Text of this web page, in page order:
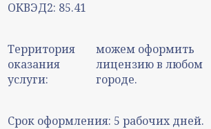
ОКВЭД2: 85.41
Территория
оказания
услуги:
можем оформить
лицензию в любом
городе.
Срок оформления: 5 рабочих дней.